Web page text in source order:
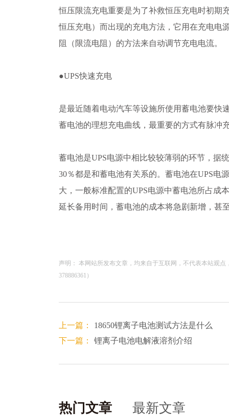
恒压限流充电重要是为了补救恒压充电时初期
恒压充电）而出现的充电方法，它用在充电电
阻（限流电阻）的方法来自动调节充电电流。
●UPS快速充电
是最近随着电动汽车等设施所使用蓄电池要快
蓄电池的理想充电曲线，最重要的方式有脉冲
蓄电池是UPS电源中相比较较薄弱的环节，据
30％都是和蓄电池有关系的。蓄电池在UPS电
大，一般标准配置的UPS电源中蓄电池所占成
延长备用时间，蓄电池的成本将急剧新增，甚
声明： 本网站所发布文章，均来自于互联网，不代表本站观
378886361）
上一篇：
18650锂离子电池测试方法是什么
下一篇：
锂离子电池电解液溶剂介绍
热门文章 最新文章